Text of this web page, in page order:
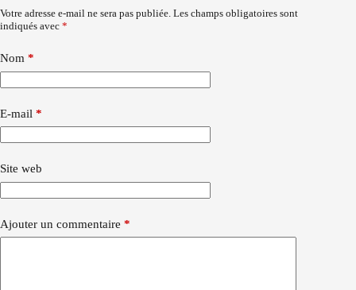
Votre adresse e-mail ne sera pas publiée. Les champs obligatoires sont
indiqués avec *
Nom *
E-mail *
Site web
Ajouter un commentaire *